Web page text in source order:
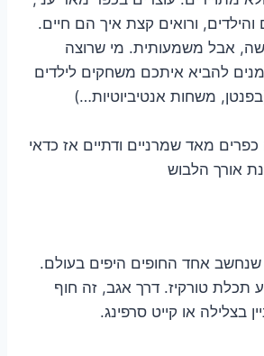
ורואים קצת איך הם חיים.
אבל משמעותית. מי שרוצה
להביא איתכם משחקים לילדים
משחות אנטיביוטיות…)
מאד שמרניים ודתיים אז כדאי
אורך הלבוש
שנחשב אחד החופים היפים בעולם.
תכלת טורקיז. דרך אגב, זה חוף
בצלילה או קייט סרפינג.